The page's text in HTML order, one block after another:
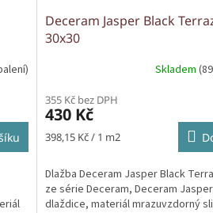
Deceram Jasper Black
30x30
Skladem
355 Kč bez DPH
430 Kč
Měrná
398,15 Kč / 1 m2
Dlažba Deceram Jasper Black
ze série Deceram, Deceram
dlaždice, materiál mrazuvzdorný